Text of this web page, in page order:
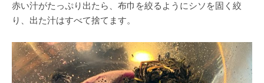
赤い汁がたっぷり出たら、布巾を絞るようにシソを固く絞
り、出た汁はすべて捨てます。